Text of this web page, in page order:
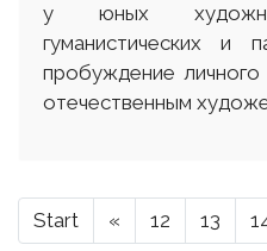
у юных
гуманистических и
пробуждение
отечественным
Start « 12 13